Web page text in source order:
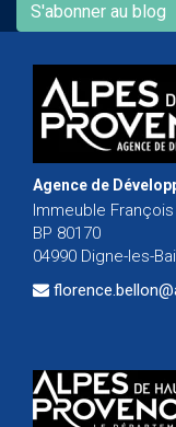
S'abonner au blog
Agence de
Immeuble
BP 80170
04990 Digne-les-